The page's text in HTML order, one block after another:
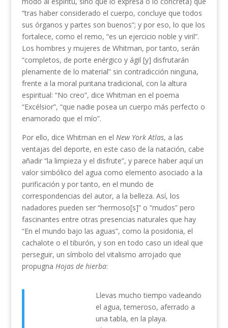
“tras haber considerado el cuerpo, concluye que todos
sus órganos y partes son buenos”; y por eso, lo que los
fortalece, como el remo, “es un ejercicio noble y viril”.
Los hombres y mujeres de Whitman, por tanto, serán
“completos, de porte enérgico y ágil [y] disfrutarán
plenamente de lo material” sin contradicción ninguna,
frente a la moral puritana tradicional, con la altura
espiritual: “No creo”, dice Whitman en el poema
“Excélsior”, “que nadie posea un cuerpo más perfecto o
enamorado que el mío”.
Por ello, dice Whitman en el New York Atlas, a las
ventajas del deporte, en este caso de la natación, cabe
añadir “la limpieza y el disfrute”, y parece haber aquí un
valor simbólico del agua como elemento asociado a la
purificación y por tanto, en el mundo de
correspondencias del autor, a la belleza. Así, los
nadadores pueden ser “hermoso[s]” o “mudos” pero
fascinantes entre otras presencias naturales que hay
“En el mundo bajo las aguas”, como la posidonia, el
cachalote o el tiburón, y son en todo caso un ideal que
perseguir, un símbolo del vitalismo arrojado que
propugna Hojas de hierba:
Llevas mucho tiempo vadeando
el agua, temeroso, aferrado a
una tabla, en la playa.